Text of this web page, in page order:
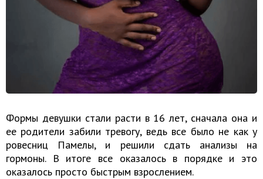
Формы девушки стали расти в 16 лет, сначала она и
ее родители забили тревогу, ведь все было не как у
ровесниц Памелы, и решили сдать анализы на
гормоны. В итоге все оказалось в порядке и это
оказалось просто быстрым взрослением.